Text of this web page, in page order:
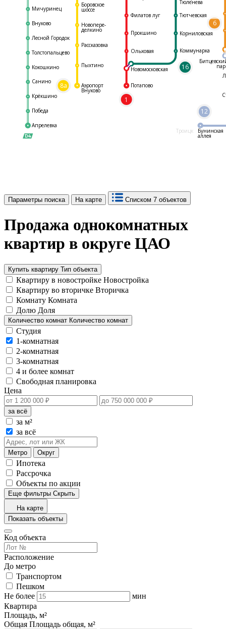
Троицк
16
1
8а
6
12
Мичуринец
Внуково
Лесной Городок
Толстопальцево
Кокошкино
Санино
Крёкшино
Победа
Апрелевка
Тюленева
Тютчевская
Корниловская
Коммунарка
Бунинская
аллея
Филатов луг
Прокшино
Ольховая
Новомосковская
Потапово
Боровское
шоссе
Новопере-
делкино
Рассказовка
Пыхтино
Аэропорт
Внуково
Параметры поиска На карте Списком 7 объектов
Продажа однокомнатных
квартир в округе ЦАО
Купить квартиру Тип объекта
Квартиру в новостройке Новостройка
Квартиру во вторичке Вторичка
Комнату Комната
Долю Доля
Количество комнат Количество комнат
Студия
1-комнатная
2-комнатная
3-комнатная
4 и более комнат
Свободная планировка
Цена
за всё
за м²
за всё
Метро Округ
Ипотека
Рассрочка
Объекты по акции
Еще фильтры Скрыть
На карте
Показать объекты
Код объекта
Расположение
До метро
Транспортом
Пешком
Не более
мин
Квартира
Площадь, м²
Общая Площадь общая, м²